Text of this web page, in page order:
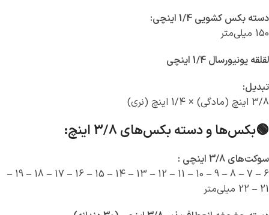
دسته بکس کشویی 1/4 اینچی:
150 میلی‌متر
لقلقه یونیورسال 1/4 اینچی
تبدیل:
3/8 اینچ (مادگی) × 1/4 اینچ (نری)
🟢بکس‌ها و دسته‌ بکس‌های 3/8 اینچ:
سوکت‌های 3/8 اینچی :
6 – 7 – 8 – 9 – 10 – 11 – 12 – 13 – 14 – 15 – 16 – 17 – 18 – 19 –
21 – 22 میلی‌متر